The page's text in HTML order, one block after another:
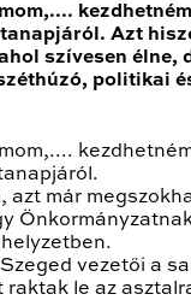
Azt
szívesen élne,
politikai
azt már
vezetői a
raktak le az